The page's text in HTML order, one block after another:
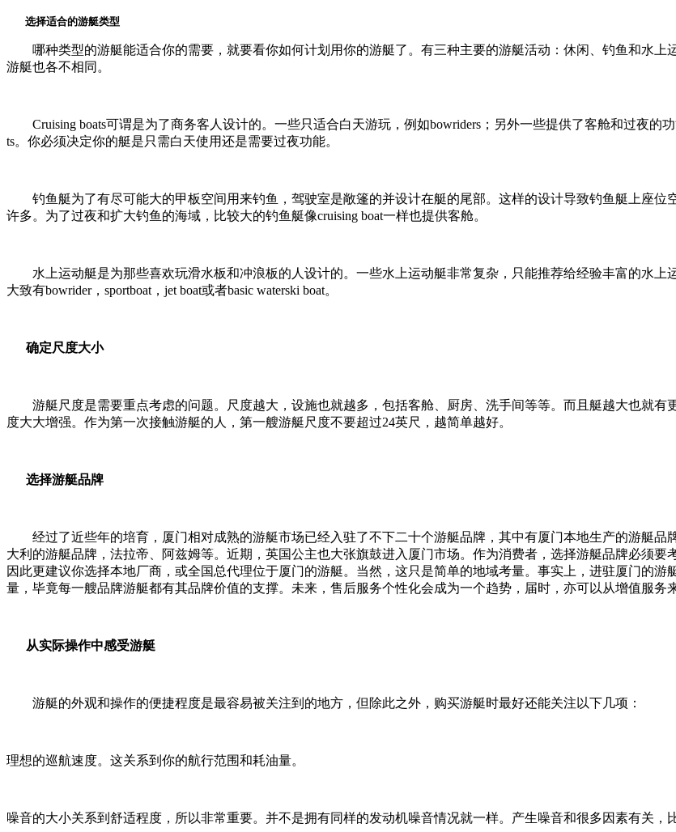
选择适合的游艇类型
哪种类型的游艇能适合你的需要，就要看你如何计划用你的游艇了。有三种主要的游艇活动：休闲、钓鱼和水上
游艇也各不相同。
Cruising boats可谓是为了商务客人设计的。一些只适合白天游玩，例如bowriders；另外一些提供了客舱和过夜的功
ts。你必须决定你的艇是只需白天使用还是需要过夜功能。
钓鱼艇为了有尽可能大的甲板空间用来钓鱼，驾驶室是敞篷的并设计在艇的尾部。这样的设计导致钓鱼艇上座位空
许多。为了过夜和扩大钓鱼的海域，比较大的钓鱼艇像cruising boat一样也提供客舱。
水上运动艇是为那些喜欢玩滑水板和冲浪板的人设计的。一些水上运动艇非常复杂，只能推荐给经验丰富的水上
大致有bowrider，sportboat，jet boat或者basic waterski boat。
确定尺度大小
游艇尺度是需要重点考虑的问题。尺度越大，设施也就越多，包括客舱、厨房、洗手间等等。而且艇越大也就有
度大大增强。作为第一次接触游艇的人，第一艘游艇尺度不要超过24英尺，越简单越好。
选择游艇品牌
经过了近些年的培育，厦门相对成熟的游艇市场已经入驻了不下二十个游艇品牌，其中有厦门本地生产的游艇品
大利的游艇品牌，法拉帝、阿兹姆等。近期，英国公主也大张旗鼓进入厦门市场。作为消费者，选择游艇品牌必须要
因此更建议你选择本地厂商，或全国总代理位于厦门的游艇。当然，这只是简单的地域考量。事实上，进驻厦门的游
量，毕竟每一艘品牌游艇都有其品牌价值的支撑。未来，售后服务个性化会成为一个趋势，届时，亦可以从增值服务
从实际操作中感受游艇
游艇的外观和操作的便捷程度是最容易被关注到的地方，但除此之外，购买游艇时最好还能关注以下几项：
理想的巡航速度。这关系到你的航行范围和耗油量。
噪音的大小关系到舒适程度，所以非常重要。并不是拥有同样的发动机噪音情况就一样。产生噪音和很多因素有关，